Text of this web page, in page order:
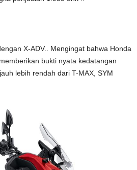
X-ADV.. Mengingat bahwa Honda
bukti nyata kedatangan
lebih rendah dari T-MAX, SYM